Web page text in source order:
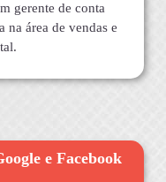
gerente de conta
na área de vendas e
e Facebook